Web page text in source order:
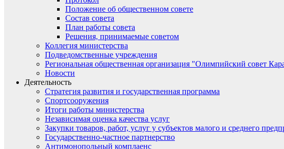
Положение об общественном совете
Состав совета
План работы совета
Решения, принимаемые советом
Коллегия министерства
Подведомственные учреждения
Региональная общественная организация "Олимпийский совет
Новости
Деятельность
Стратегия развития и государственная программа
Спортсооружения
Итоги работы министерства
Независимая оценка качества услуг
Закупки товаров, работ, услуг у субъектов малого и среднего
Государственно-частное партнерство
Антимонопольный комплаенс